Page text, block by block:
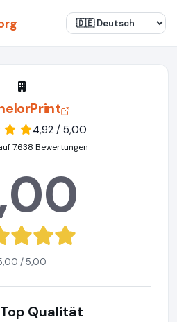
4,92 / 5,00
7.638 Bewertungen
/ 5,00
Qualität